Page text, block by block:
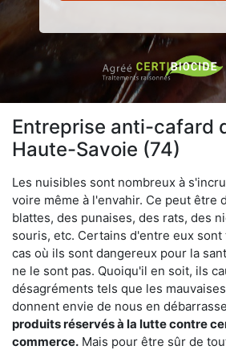
Entreprise anti-cafard
Haute-Savoie (74)
Les nuisibles sont nombreux à
voire même à l'envahir. Ce peut être
blattes, des punaises, des rats, des
souris, etc. Certains d'entre eux
cas où ils sont dangereux pour la
ne le sont pas. Quoiqu'il en soit, ils
désagréments tels que les
donnent envie de nous en
produits réservés à la lutte contre
commerce. Mais pour être sûr de